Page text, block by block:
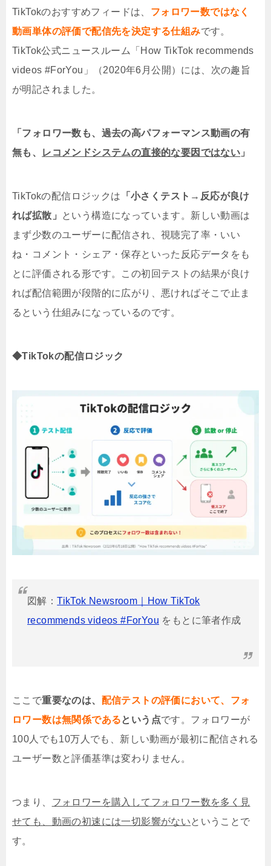
TikTokのおすすめフィードは、 フォロワー数ではなく
動画単体の評価で配信先を決定する仕組みです。
TikTok公式ニュースルーム「How TikTok recommends
videos #ForYou」（2020年6月公開）には、次の趣旨
が明記されました。
「フォロワー数も、過去の高パフォーマンス動画の有
無も、
レコメンドシステムの直接的な要因ではない 」
TikTokの配信ロジックは 「小さくテスト→反応が良け
れば拡散」
という構造になっています。新しい動画は
まず少数のユーザーに配信され、視聴完了率・いい
ね・コメント・シェア・保存といった反応データをも
とに評価される形です。この初回テストの結果が良け
れば配信範囲が段階的に広がり、悪ければそこで止ま
るという仕組みになっているのです。
◆TikTokの配信ロジック
図解：TikTok Newsroom｜How TikTok
recommends videos #ForYou をもとに筆者作成
ここで重要なのは、 配信テストの評価において、フォ
ロワー数は無関係であるという点です。フォロワーが
100人でも10万人でも、新しい動画が最初に配信される
ユーザー数と評価基準は変わりません。
つまり、 フォロワーを購入してフォロワー数を多く見
せても、動画の初速には一切影響がないということで
す。